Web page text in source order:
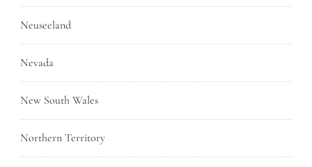
Neuseeland
Nevada
New South Wales
Northern Territory